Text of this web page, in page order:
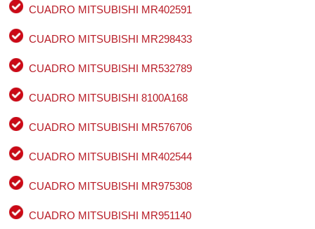
CUADRO MITSUBISHI MR402591
CUADRO MITSUBISHI MR298433
CUADRO MITSUBISHI MR532789
CUADRO MITSUBISHI 8100A168
CUADRO MITSUBISHI MR576706
CUADRO MITSUBISHI MR402544
CUADRO MITSUBISHI MR975308
CUADRO MITSUBISHI MR951140